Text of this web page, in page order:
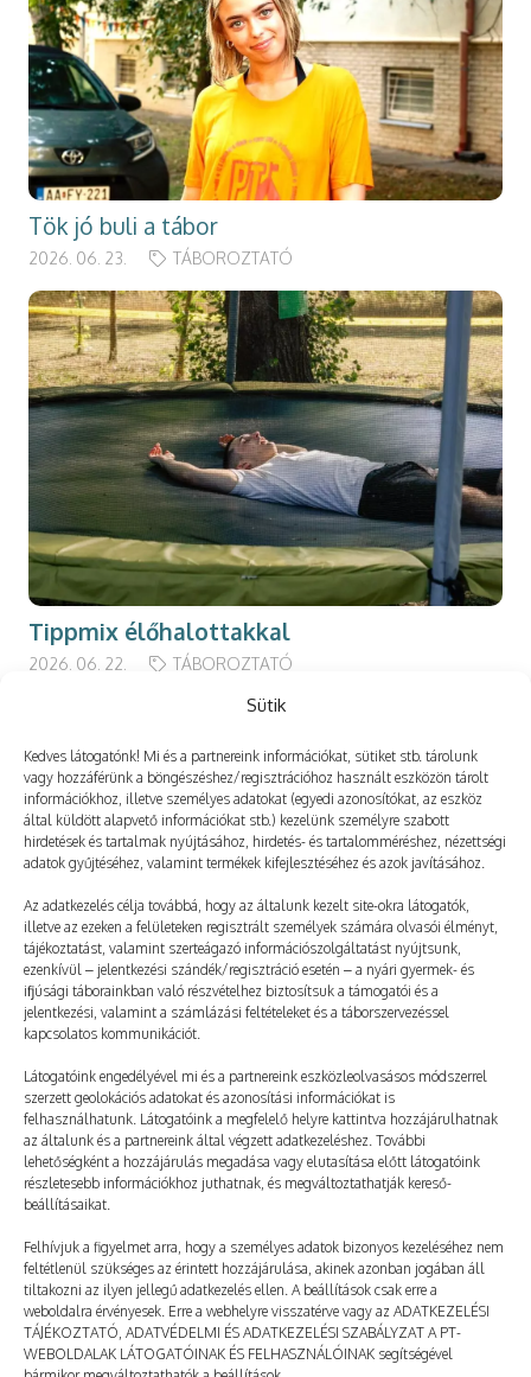
Sütik
Kedves látogatónk! Mi és a partnereink információkat, sütiket stb. tárolunk
vagy hozzáférünk a böngészéshez/regisztrációhoz használt eszközön tárolt
információkhoz, illetve személyes adatokat (egyedi azonosítókat, az eszköz
által küldött alapvető információkat stb.) kezelünk személyre szabott
hirdetések és tartalmak nyújtásához, hirdetés- és tartalomméréshez, nézettségi
adatok gyűjtéséhez, valamint termékek kifejlesztéséhez és azok javításához.
Az adatkezelés célja továbbá, hogy az általunk kezelt site-okra látogatók,
illetve az ezeken a felületeken regisztrált személyek számára olvasói élményt,
tájékoztatást, valamint szerteágazó információszolgáltatást nyújtsunk,
ezenkívül – jelentkezési szándék/regisztráció esetén – a nyári gyermek- és
ifjúsági táborainkban való részvételhez biztosítsuk a támogatói és a
jelentkezési, valamint a számlázási feltételeket és a táborszervezéssel
kapcsolatos kommunikációt.
Látogatóink engedélyével mi és a partnereink eszközleolvasásos módszerrel
szerzett geolokációs adatokat és azonosítási információkat is
felhasználhatunk. Látogatóink a megfelelő helyre kattintva hozzájárulhatnak
az általunk és a partnereink által végzett adatkezeléshez. További
lehetőségként a hozzájárulás megadása vagy elutasítása előtt látogatóink
részletesebb információkhoz juthatnak, és megváltoztathatják kereső-
beállításaikat.
Felhívjuk a figyelmet arra, hogy a személyes adatok bizonyos kezeléséhez nem
feltétlenül szükséges az érintett hozzájárulása, akinek azonban jogában áll
tiltakozni az ilyen jellegű adatkezelés ellen. A beállítások csak erre a
weboldalra érvényesek. Erre a webhelyre visszatérve vagy az ADATKEZELÉSI
TÁJÉKOZTATÓ, ADATVÉDELMI ÉS ADATKEZELÉSI SZABÁLYZAT A PT-
WEBOLDALAK LÁTOGATÓINAK ÉS FELHASZNÁLÓINAK segítségével
Tök jó buli a tábor
2026. 06. 23. TÁBOROZTATÓ
Tippmix élőhalottakkal
2026. 06. 22. TÁBOROZTATÓ
Még több
A PT egy gyerekfesztivál
2026. 05. 11. TÁBOROZTATÓ